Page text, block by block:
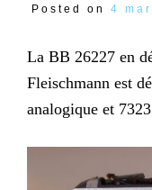
Posted on 4
La BB 26227 en
Fleischmann est
analogique et